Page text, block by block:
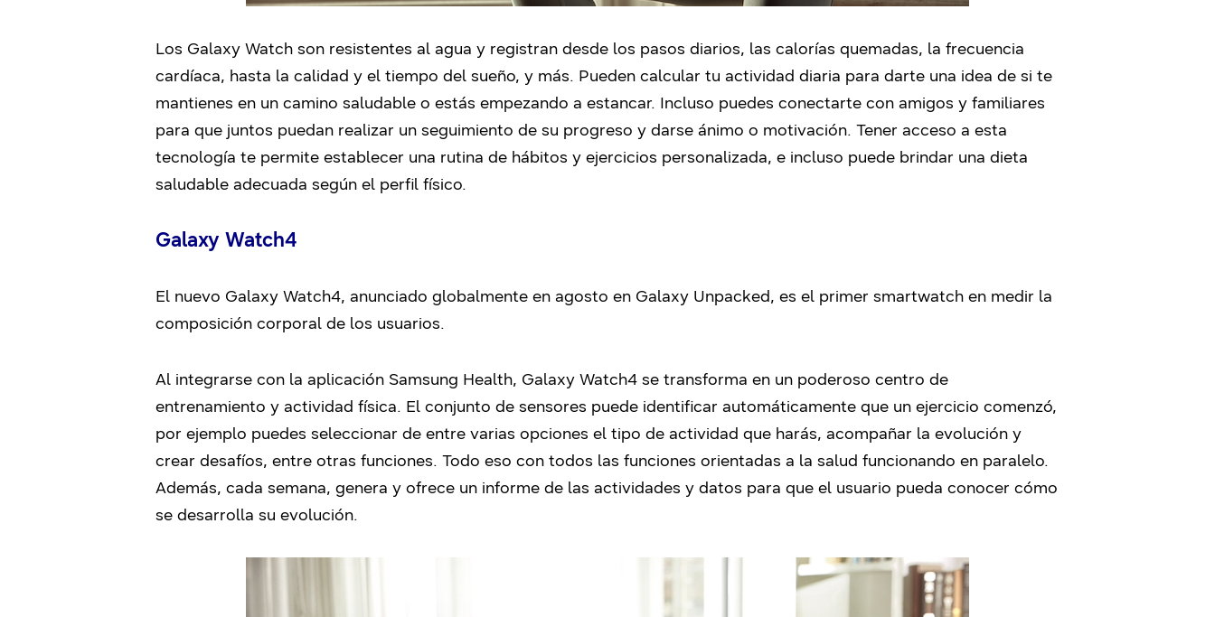
Los Galaxy Watch son resistentes al agua y registran desde los pasos diarios, las calorías quemadas, la frecuencia
cardíaca, hasta la calidad y el tiempo del sueño, y más. Pueden calcular tu actividad diaria para darte una idea de si te
mantienes en un camino saludable o estás empezando a estancar. Incluso puedes conectarte con amigos y familiares
para que juntos puedan realizar un seguimiento de su progreso y darse ánimo o motivación. Tener acceso a esta
tecnología te permite establecer una rutina de hábitos y ejercicios personalizada, e incluso puede brindar una dieta
saludable adecuada según el perfil físico.
Galaxy Watch4
El nuevo Galaxy Watch4, anunciado globalmente en agosto en Galaxy Unpacked, es el primer smartwatch en medir la
composición corporal de los usuarios.
Al integrarse con la aplicación Samsung Health, Galaxy Watch4 se transforma en un poderoso centro de
entrenamiento y actividad física. El conjunto de sensores puede identificar automáticamente que un ejercicio comenzó,
por ejemplo puedes seleccionar de entre varias opciones el tipo de actividad que harás, acompañar la evolución y
crear desafíos, entre otras funciones. Todo eso con todos las funciones orientadas a la salud funcionando en paralelo.
Además, cada semana, genera y ofrece un informe de las actividades y datos para que el usuario pueda conocer cómo
se desarrolla su evolución.